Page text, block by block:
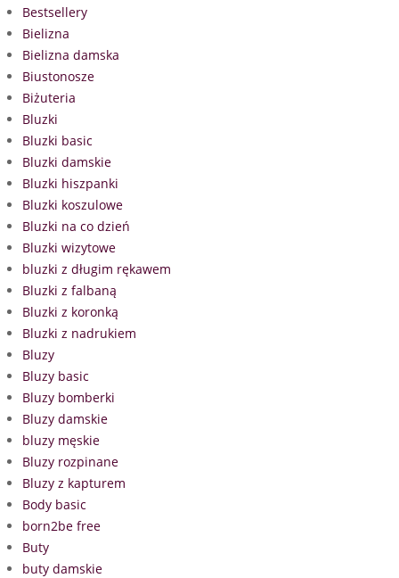
Bestsellery
Bielizna
Bielizna damska
Biustonosze
Biżuteria
Bluzki
Bluzki basic
Bluzki damskie
Bluzki hiszpanki
Bluzki koszulowe
Bluzki na co dzień
Bluzki wizytowe
bluzki z długim rękawem
Bluzki z falbaną
Bluzki z koronką
Bluzki z nadrukiem
Bluzy
Bluzy basic
Bluzy bomberki
Bluzy damskie
bluzy męskie
Bluzy rozpinane
Bluzy z kapturem
Body basic
born2be free
Buty
buty damskie